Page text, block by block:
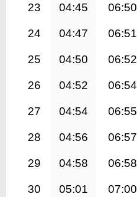
23 04:45 06:50
24 04:47 06:51
25 04:50 06:52
26 04:52 06:54
27 04:54 06:55
28 04:56 06:57
29 04:58 06:58
30 05:01 07:00